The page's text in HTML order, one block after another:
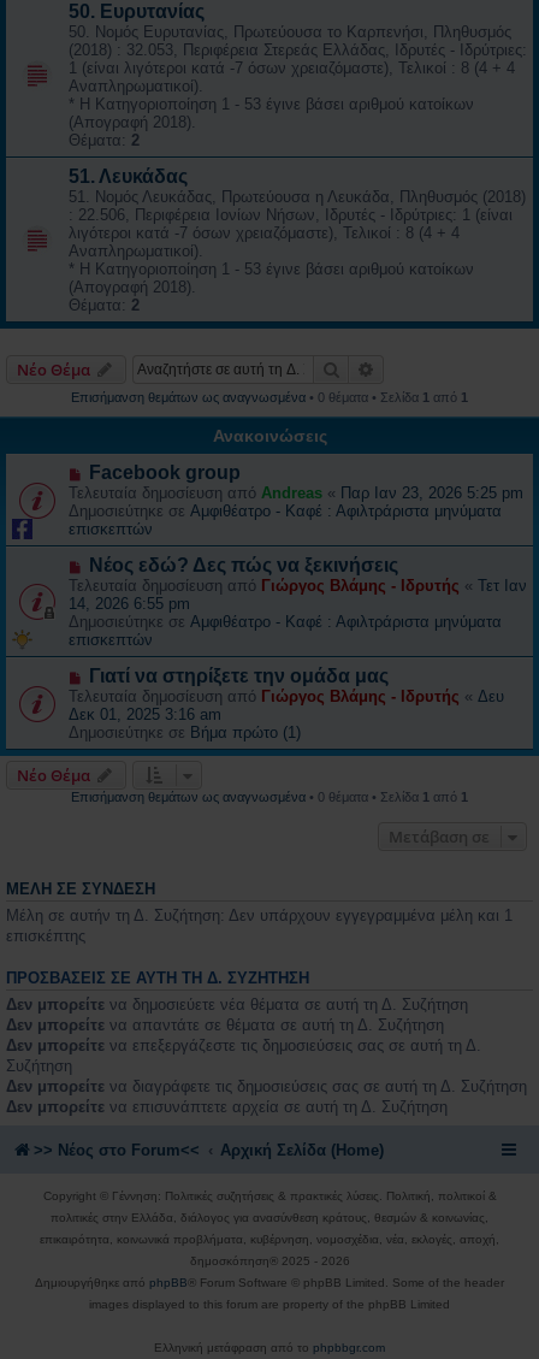
50. Ευρυτανίας
50. Νομός Ευρυτανίας, Πρωτεύουσα το Καρπενήσι, Πληθυσμός
(2018) : 32.053, Περιφέρεια Στερεάς Ελλάδας, Ιδρυτές - Ιδρύτριες:
1 (είναι λιγότεροι κατά -7 όσων χρειαζόμαστε), Τελικοί : 8 (4 + 4
Αναπληρωματικοί).
* Η Κατηγοριοποίηση 1 - 53 έγινε βάσει αριθμού κατοίκων
(Απογραφή 2018).
Θέματα: 2
51. Λευκάδας
51. Νομός Λευκάδας, Πρωτεύουσα η Λευκάδα, Πληθυσμός (2018)
: 22.506, Περιφέρεια Ιονίων Νήσων, Ιδρυτές - Ιδρύτριες: 1 (είναι
λιγότεροι κατά -7 όσων χρειαζόμαστε), Τελικοί : 8 (4 + 4
Αναπληρωματικοί).
* Η Κατηγοριοποίηση 1 - 53 έγινε βάσει αριθμού κατοίκων
(Απογραφή 2018).
Θέματα: 2
Νέο Θέμα Αναζήτηση
Επισήμανση θεμάτων ως αναγνωσμένα • 0 θέματα • Σελίδα 1 από 1
Ανακοινώσεις
Facebook group
Τελευταία δημοσίευση από Andreas « Παρ Ιαν 23, 2026 5:25 pm
Δημοσιεύτηκε σε Αμφιθέατρο - Καφέ : Αφιλτράριστα μηνύματα
επισκεπτών
Νέος εδώ? Δες πώς να ξεκινήσεις
Τελευταία δημοσίευση από Γιώργος Βλάμης - Ιδρυτής « Τετ Ιαν
14, 2026 6:55 pm
Δημοσιεύτηκε σε Αμφιθέατρο - Καφέ : Αφιλτράριστα μηνύματα
επισκεπτών
Γιατί να στηρίξετε την ομάδα μας
Τελευταία δημοσίευση από Γιώργος Βλάμης - Ιδρυτής « Δευ
Δεκ 01, 2025 3:16 am
Δημοσιεύτηκε σε Βήμα πρώτο (1)
Νέο Θέμα
Επισήμανση θεμάτων ως αναγνωσμένα • 0 θέματα • Σελίδα 1 από 1
Μετάβαση σε
ΜΈΛΗ ΣΕ ΣΎΝΔΕΣΗ
Μέλη σε αυτήν τη Δ. Συζήτηση: Δεν υπάρχουν εγγεγραμμένα μέλη και 1
επισκέπτης
ΠΡΟΣΒΆΣΕΙΣ ΣΕ ΑΥΤΉ ΤΗ Δ. ΣΥΖΉΤΗΣΗ
Δεν μπορείτε να δημοσιεύετε νέα θέματα σε αυτή τη Δ. Συζήτηση
Δεν μπορείτε να απαντάτε σε θέματα σε αυτή τη Δ. Συζήτηση
Δεν μπορείτε να επεξεργάζεστε τις δημοσιεύσεις σας σε αυτή τη Δ.
Συζήτηση
Δεν μπορείτε να διαγράφετε τις δημοσιεύσεις σας σε αυτή τη Δ. Συζήτηση
Δεν μπορείτε να επισυνάπτετε αρχεία σε αυτή τη Δ. Συζήτηση
>> Nέος στο Forum<< Αρχική Σελίδα (Home)
Copyright © Γέννηση: Πολιτικές συζητήσεις & πρακτικές λύσεις. Πολιτική, πολιτικοί &
πολιτικές στην Ελλάδα, διάλογος για ανασύνθεση κράτους, θεσμών & κοινωνίας,
επικαιρότητα, κοινωνικά προβλήματα, κυβέρνηση, νομοσχέδια, νέα, εκλογές, αποχή,
δημοσκόπηση® 2025 - 2026
Δημιουργήθηκε από phpBB ® Forum Software © phpBB Limited. Some of the header
images displayed to this forum are property of the phpBB Limited
Ελληνική μετάφραση από το phpbbgr.com